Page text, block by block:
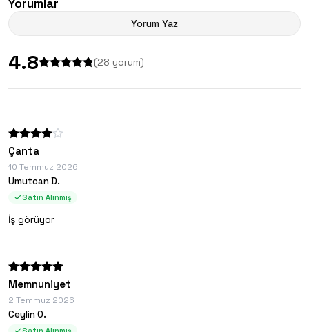
Yorum Yaz
4.8 (28 yorum)
Çanta
10 Temmuz 2026
Umutcan D.
Satın Alınmış
İş görüyor
Memnuniyet
2 Temmuz 2026
Ceylin O.